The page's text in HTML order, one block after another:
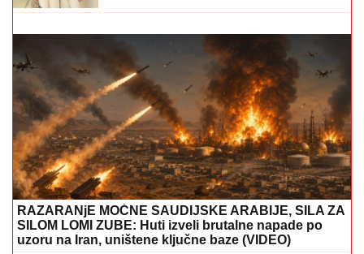
Slavlje u domu Dragana Stankovića 4 dana nakon što
je VERIO DEVOJKU Čestitke se nižu: "Biću tvoj
oslonac i sigurnost! Ti si prava osoba"
SPECIJALCI SA GAS MASKAMA
ULETELI U KUĆU U SMEDEREVU
Ovako su otkrili čak pola tona
marihuane u ilegalnoj laboratoriji:
Uhapšeno 6 osoba (FOTO, VIDEO)
FOLK PEVAČICA POSETILA RODNO
MESTO NA KOSOVUPokazala kuću u